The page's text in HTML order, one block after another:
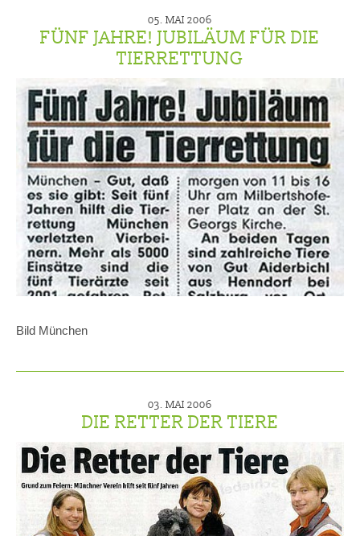
05. MAI 2006
FÜNF JAHRE! JUBILÄUM FÜR DIE
TIERRETTUNG
Bild München
03. MAI 2006
DIE RETTER DER TIERE